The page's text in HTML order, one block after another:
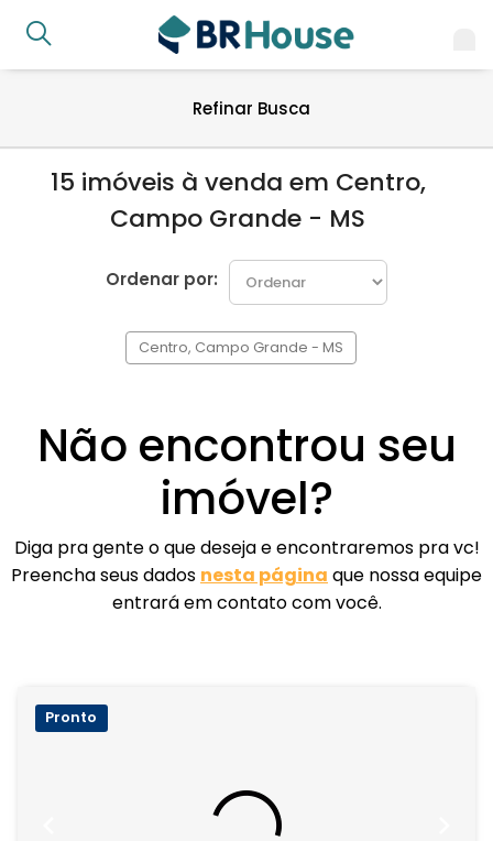
Refinar Busca
15 imóveis à venda em Centro,
Campo Grande - MS
Ordenar por:
Centro, Campo Grande - MS
Não encontrou seu
imóvel?
Diga pra gente o que deseja e encontraremos pra vc!
Preencha seus dados nesta página que nossa equipe
entrará em contato com você.
Pronto